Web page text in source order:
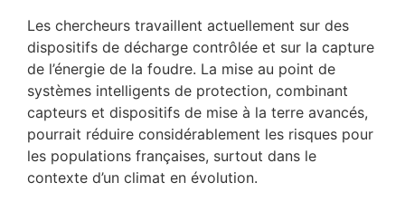
Les chercheurs travaillent actuellement sur des
dispositifs de décharge contrôlée et sur la capture
de l’énergie de la foudre. La mise au point de
systèmes intelligents de protection, combinant
capteurs et dispositifs de mise à la terre avancés,
pourrait réduire considérablement les risques pour
les populations françaises, surtout dans le
contexte d’un climat en évolution.